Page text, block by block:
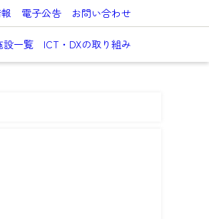
電子公告 お問い合わせ
設一覧 ICT・DXの取り組み